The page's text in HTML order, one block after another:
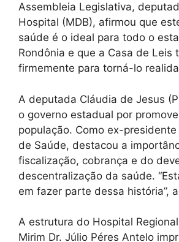
Assembleia Legislativa,
Hospital (MDB), afirmou que
saúde é o ideal para todo o
Rondônia e que a Casa de Leis
firmemente para torná-lo
A deputada Cláudia de Jesus
o governo estadual por
população. Como ex-
de Saúde, destacou a
fiscalização, cobrança e do
descentralização da saúde.
em fazer parte dessa história”,
A estrutura do Hospital
Mirim Dr. Júlio Péres Antelo